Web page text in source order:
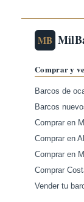
MB
Comprar y
Barcos de
Barcos
Comprar en
Comprar en
Comprar en
Comprar
Vender tu